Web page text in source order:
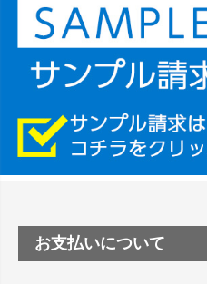
塩ビのロール紙で離型紙が
つや消し半透明ラベルのロ
縦420mm×横650mmの包装
お支払いについて